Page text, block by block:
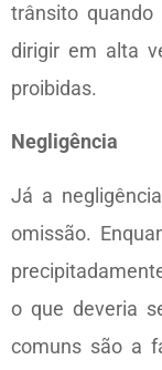
trânsito quando
dirigir em alta
proibidas.
Negligência
Já a
omissão.
o que deveria
comuns são a